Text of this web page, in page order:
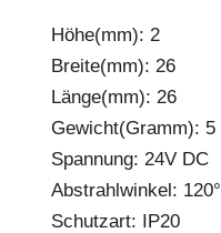
Höhe(mm): 2
Breite(mm): 26
Länge(mm): 26
Gewicht(Gramm): 5
Spannung: 24V DC
Abstrahlwinkel: 120°
Schutzart: IP20